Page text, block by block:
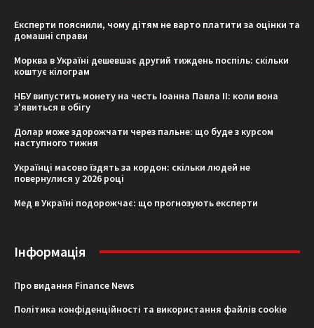
Експерти пояснили, чому дітям не варто платити за оцінки та
домашні справи
Морква в Україні дешевшає другий тиждень поспіль: скільки
коштує кілограм
НБУ випустить монету на честь Іоанна Павла II: коли вона
з'явиться в обігу
Долар може здорожчати через пальне: що буде з курсом
наступного тижня
Українці масово їздять за кордон: скільки людей не
повернулися у 2026 році
Мед в Україні подорожчає: що прогнозують експерти
Інформація
Про видання Finance News
Політика конфіденційності та використання файлів cookie